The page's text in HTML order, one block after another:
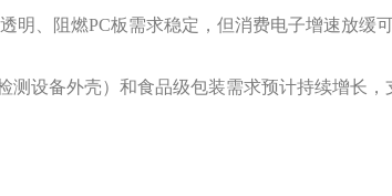
明、阻燃PC板需求稳定，但消费电子增速放缓
测设备外壳）和食品级包装需求预计持续增长，